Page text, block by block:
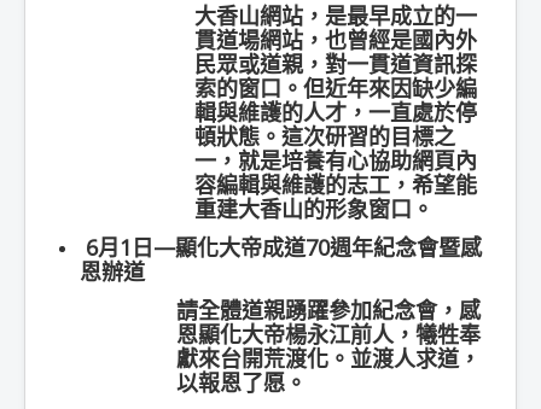
大香山網站，是最早成立的一
貫道場網站，也曾經是國內外
民眾或道親， 對一貫道資訊探
索的窗口。但近年來因缺少編
輯與維護的人才，一直處於停
頓狀態。這次研習的目標之
一，就是培養有心協助網頁內
容編輯與維護的志工，希望能
重建大香山的形象窗口。
6月1日—顯化大帝成道70週年紀念會暨感
恩辦道
請全體道親踴躍參加紀念會，感
恩顯化大帝楊永江前人，犧牲奉
獻來台開荒渡化。並渡人求道，
以報恩了愿。